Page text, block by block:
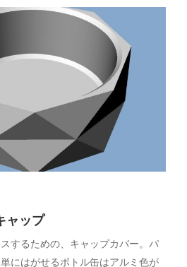
ャップ
するための、キャップカバー。パ
にはがせるボトル缶はアルミ色が